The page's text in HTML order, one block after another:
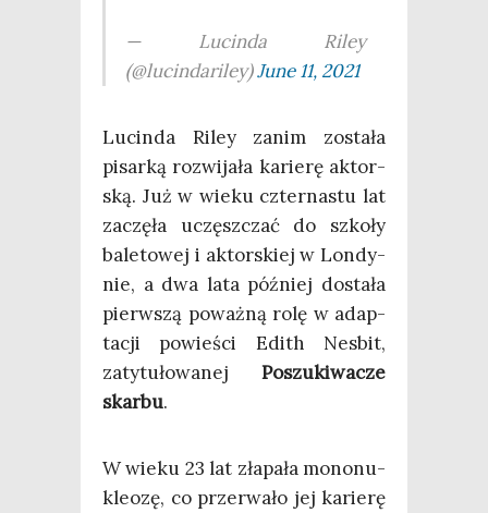
— Lucin­da Riley
(@lucindariley)June 11, 2021
Lucin­da Riley zanim zosta­ła
pisar­ką roz­wi­ja­ła karie­rę aktor­
ską. Już w wie­ku czter­na­stu lat
zaczę­ła uczęsz­czać do szko­ły
bale­to­wej i aktor­skiej w Lon­dy­
nie, a dwa lata póź­niej dosta­ła
pierw­szą poważ­ną rolę w adap­
ta­cji powie­ści Edith Nes­bit,
zaty­tu­ło­wa­nej Poszu­ki­wa­cze
skar­bu.
W wie­ku 23 lat zła­pa­ła mono­nu­
kle­ozę, co prze­rwa­ło jej karie­rę